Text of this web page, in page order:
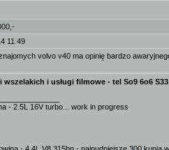
11:49
volvo v40 ma opinię bardzo
i usługi filmowe - tel So9 6o6 S33
- 2.5L 16V turbo... work in progress